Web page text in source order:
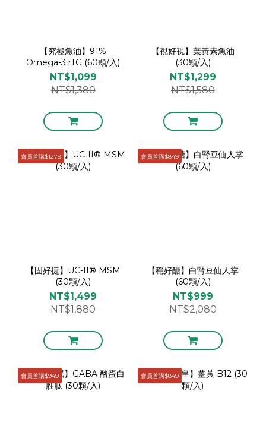
【究極魚油】91%
Omega-3 rTG (60顆/入)
NT$1,099
NT$1,380
【視好視】葉黃素魚油
(30顆/入)
NT$1,299
NT$1,580
會員首購$1279
【固好捷】UC-II® MSM
(30顆/入)
NT$1,499
NT$1,880
會員首購$849
【穩好醣】白腎豆仙人掌
(60顆/入)
NT$999
NT$2,080
會員首購$949 會員首購$849